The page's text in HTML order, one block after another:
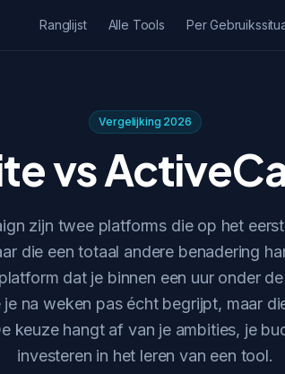
Ranglijst Alle Tools Per
Vergelijking 2026
vs
zijn twee platforms die op het
die een totaal andere benadering
dat je binnen een uur onder
na weken pas écht begrijpt, maar
keuze hangt af van je ambities, je
investeren in het leren van een tool.